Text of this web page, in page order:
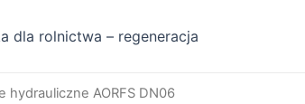
dla rolnictwa – regeneracja
hydrauliczne AORFS DN06